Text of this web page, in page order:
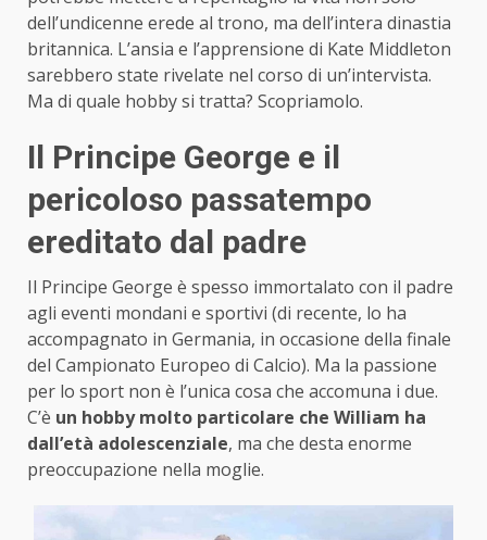
dell’undicenne erede al trono, ma dell’intera dinastia
britannica. L’ansia e l’apprensione di Kate Middleton
sarebbero state rivelate nel corso di un’intervista.
Ma di quale hobby si tratta? Scopriamolo.
Il Principe George e il
pericoloso passatempo
ereditato dal padre
Il Principe George è spesso immortalato con il padre
agli eventi mondani e sportivi (di recente, lo ha
accompagnato in Germania, in occasione della finale
del Campionato Europeo di Calcio). Ma la passione
per lo sport non è l’unica cosa che accomuna i due.
C’è un hobby molto particolare che William ha
dall’età adolescenziale, ma che desta enorme
preoccupazione nella moglie.